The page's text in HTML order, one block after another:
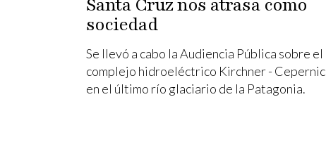
Santa Cruz nos atrasa como
sociedad
Se llevó a cabo la Audiencia Pública sobre el
complejo hidroeléctrico Kirchner - Cepernic
en el último río glaciario de la Patagonia.